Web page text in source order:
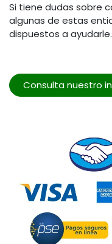
Si tiene dudas sobre
algunas de estas
dispuestos a ayudarle.
Consulta nuestro